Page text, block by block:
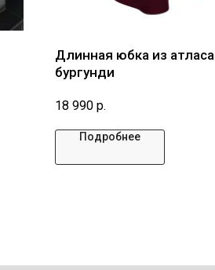
Длинная юбка из атласа
бургунди
18 990 р.
Подробнее